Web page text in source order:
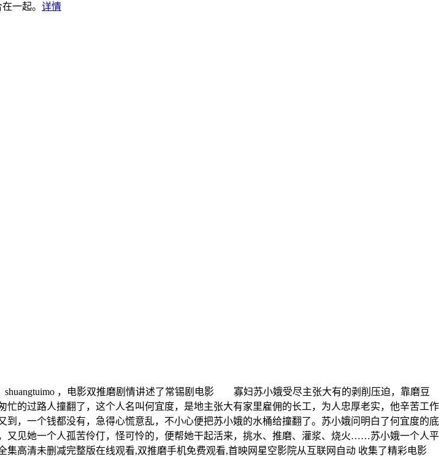
一起。 详情
，电影双推磨剧情讲述了常锡剧电影 寡妇苏小娥受尽主张大有的剥削压迫，靠磨豆
过路人撞翻了，这个人名叫何宜度，是地主张大有家里雇佣的长工，为人忠厚老实，他辛苦工作
，一个钱都没有，急得心慌意乱，不小心便把苏小娥的水桶给撞翻了。苏小娥问明白了何宜度的底
又见她一个人孤苦伶仃，怪可怜的，便帮她干起活来，挑水、推磨、灌浆、烧火……苏小娥一个人平
高清未删减完整版在线观看,双推磨手机免费观看,首映网星空影院从互联网自动 收集了精彩电影